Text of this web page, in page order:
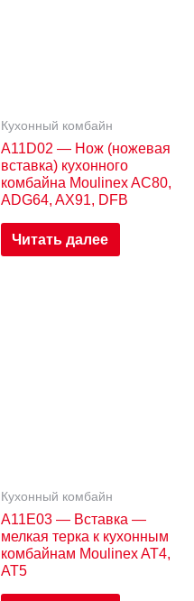
Кухонный комбайн
A11D02 — Нож (ножевая
вставка) кухонного
комбайна Moulinex AC80,
ADG64, AX91, DFB
Читать далее
Кухонный комбайн
A11E03 — Вставка —
мелкая терка к кухонным
комбайнам Moulinex AT4,
AT5